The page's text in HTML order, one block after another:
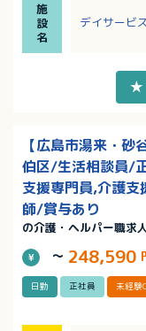
・昇給あり
・無料駐車
施
設
名
デイサービ
★
【広島市湯来・
伯区/生活相談員/
支援専門員,介護
師/賞与あり
の介護・ヘルパー職求
～ 248,590
日勤 正社員 未経験